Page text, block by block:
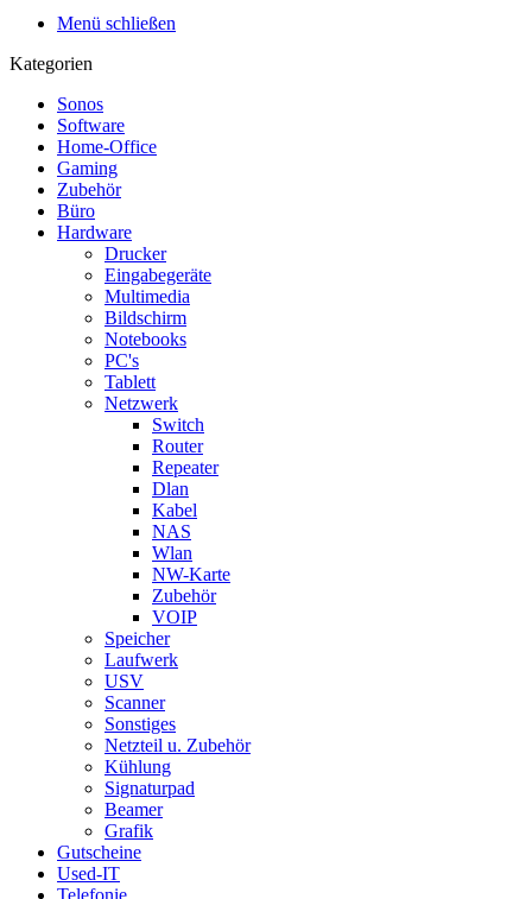
Menü schließen
Kategorien
Sonos
Software
Home-Office
Gaming
Zubehör
Büro
Hardware
Drucker
Eingabegeräte
Multimedia
Bildschirm
Notebooks
PC's
Tablett
Netzwerk
Switch
Router
Repeater
Dlan
Kabel
NAS
Wlan
NW-Karte
Zubehör
VOIP
Speicher
Laufwerk
USV
Scanner
Sonstiges
Netzteil u. Zubehör
Kühlung
Signaturpad
Beamer
Grafik
Gutscheine
Used-IT
Telefonie